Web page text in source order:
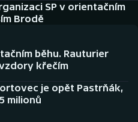
SP v orientačním
Brodě
běhu. Rauturier
křečím
je opět Pastrňák,
milionů